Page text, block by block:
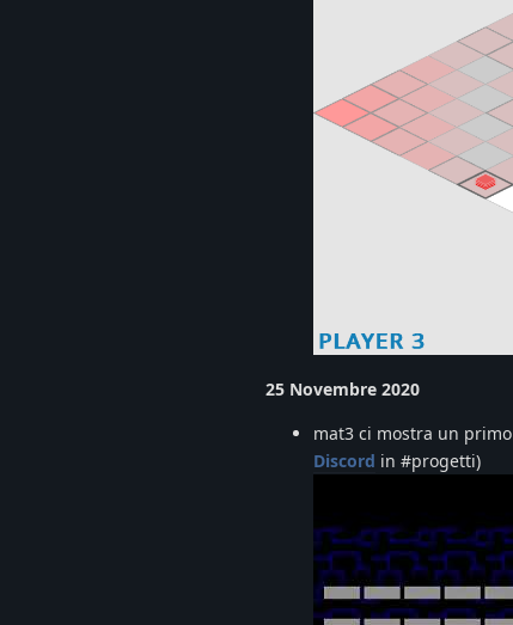
25 Novembre 2020
mat3 ci mostra un
Discord in #progetti)